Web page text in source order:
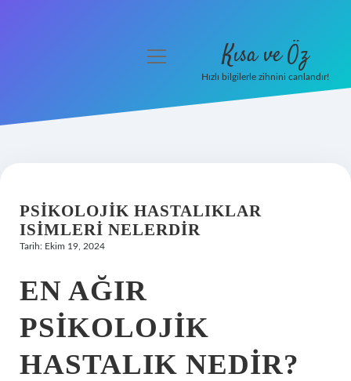
Hakkımızda
menüyü
Kısa ve Öz
Hızlı bilgilerle zihnini canlandır!
PSIKOLOJIK HASTALIKLAR
ISIMLERI NELERDIR
Tarih: Ekim 19, 2024
EN AĞIR
PSIKOLOJIK
HASTALIK NEDIR?